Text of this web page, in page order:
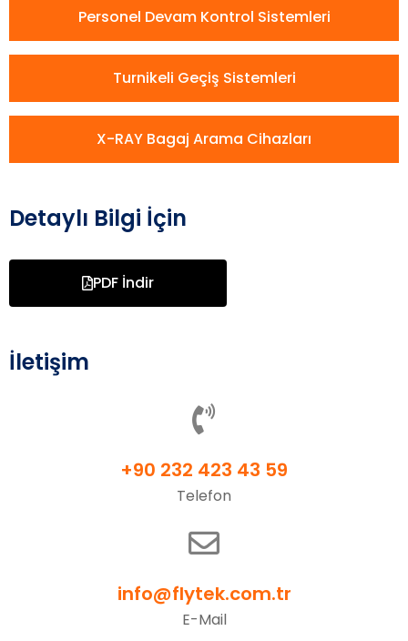
Personel Devam Kontrol Sistemleri
Turnikeli Geçiş Sistemleri
X-RAY Bagaj Arama Cihazları
Detaylı Bilgi İçin
PDF İndir
İletişim
+90 232 423 43 59
Telefon
info@flytek.com.tr
E-Mail